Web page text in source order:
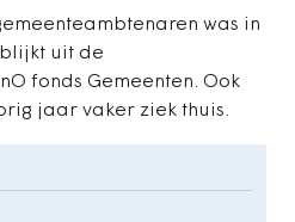
was in
blijkt uit de
fonds Gemeenten. Ook
jaar vaker ziek thuis.